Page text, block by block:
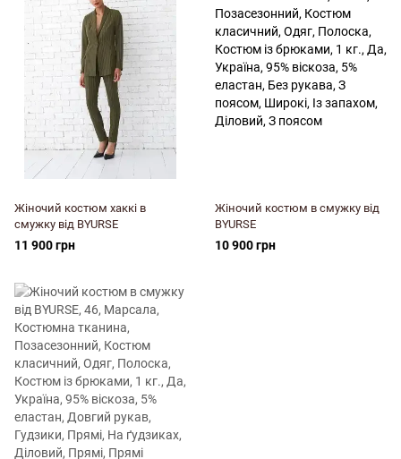
Жіночий костюм хаккі в
смужку від BYURSE
11 900 грн
Жіночий костюм в смужку від
BYURSE
10 900 грн